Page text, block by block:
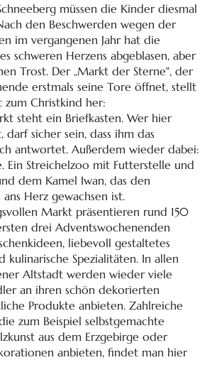
müssen die Kinder diesmal
den Beschwerden wegen der
im vergangenen Jahr hat die
schweren Herzens abgeblasen, aber
Trost. Der „Markt der Sterne", der
erstmals seine Tore öffnet, stellt
Christkind her:
steht ein Briefkasten. Wer hier
sicher sein, dass ihm das
antwortet. Außerdem wieder dabei:
Ein Streichelzoo mit Futterstelle und
dem Kamel Iwan, das den
Herz gewachsen ist.
Markt präsentieren rund 150
drei Adventswochenenden
liebevoll gestaltetes
kulinarische Spezialitäten. In allen
Altstadt werden wieder viele
an ihren schön dekorierten
Produkte anbieten. Zahlreiche
zum Beispiel selbstgemachte
aus dem Erzgebirge oder
anbieten, findet man hier